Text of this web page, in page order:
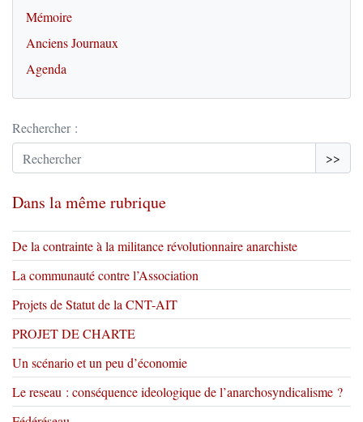
Mémoire
Anciens Journaux
Agenda
Rechercher :
>>
Dans la même rubrique
De la contrainte à la militance révolutionnaire anarchiste
La communauté contre l’Association
Projets de Statut de la CNT-AIT
PROJET DE CHARTE
Un scénario et un peu d’économie
Le reseau : conséquence ideologique de l’anarchosyndicalisme ?